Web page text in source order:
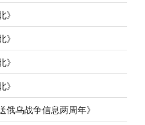
》
》
》
》
俄乌战争信息两周年》